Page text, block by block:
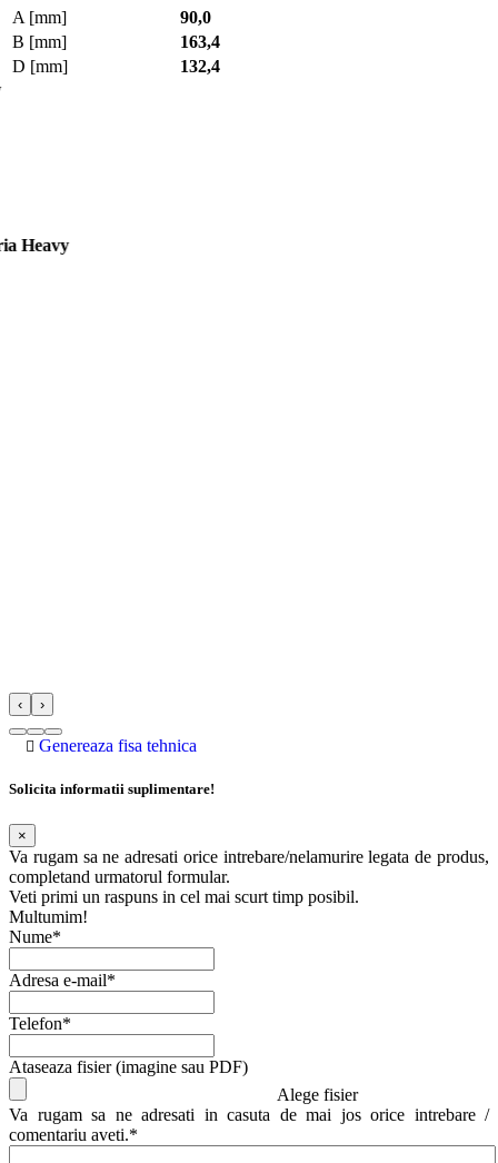
A [mm]
90,0
B [mm]
163,4
D [mm]
132,4
‹ ›
Genereaza fisa tehnica
Solicita informatii suplimentare!
×
Va rugam sa ne adresati orice intrebare/nelamurire legata de produs,
completand urmatorul formular.
Veti primi un raspuns in cel mai scurt timp posibil.
Multumim!
Nume*
Adresa e-mail*
Telefon*
Ataseaza fisier (imagine sau PDF)
Alege fisier
Va rugam sa ne adresati in casuta de mai jos orice intrebare /
comentariu aveti.*